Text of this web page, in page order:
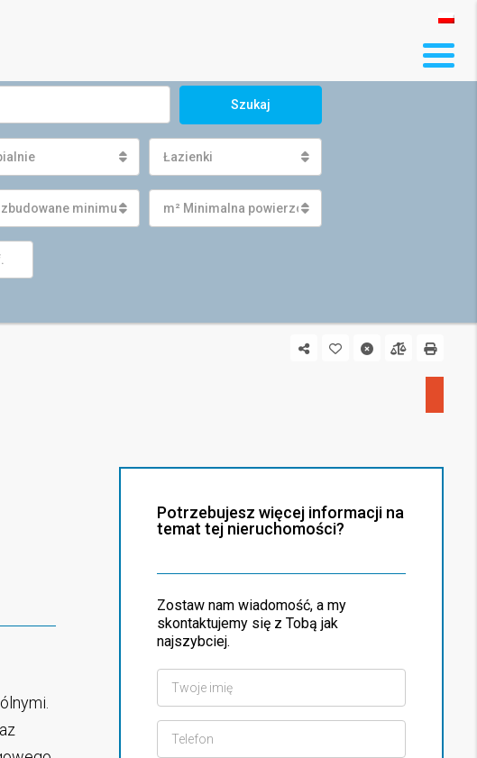
Szukaj
Łazienki
zbudowane minimum m² Minimalna powierzchnia działki
Potrzebujesz więcej informacji na
temat tej nieruchomości?
Zostaw nam wiadomość, a my
skontaktujemy się z Tobą jak
najszybciej.